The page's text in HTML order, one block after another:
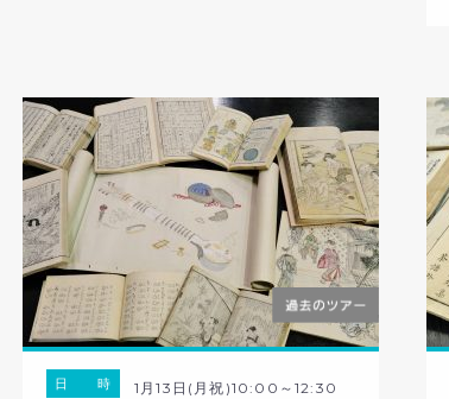
日 時 1月13日(月祝)10:00～12:30